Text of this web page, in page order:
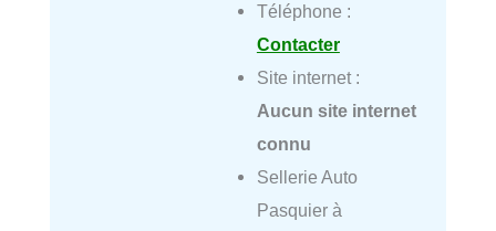
Téléphone :
Contacter
Site internet :
Aucun site internet
connu
Sellerie Auto
Pasquier à